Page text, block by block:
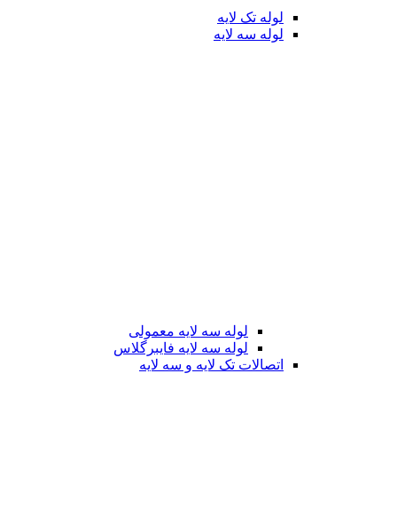
لوله تک لایه
لوله سه لایه
لوله سه لایه معمولی
لوله سه لایه فایبرگلاس
اتصالات تک لایه و سه لایه